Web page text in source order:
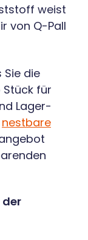
weist
von Q-Pall
Sie die
für
Lager-
nestbare